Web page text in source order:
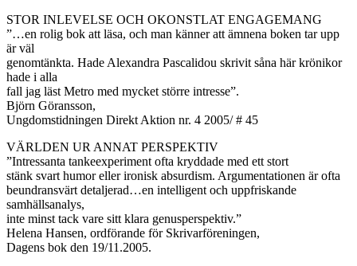
STOR INLEVELSE OCH OKONSTLAT ENGAGEMANG
”…en rolig bok att läsa, och man känner att ämnena boken tar upp
är väl
genomtänkta. Hade Alexandra Pascalidou skrivit såna här krönikor
hade i alla
fall jag läst Metro med mycket större intresse”.
Björn Göransson,
Ungdomstidningen Direkt Aktion nr. 4 2005/ # 45
VÄRLDEN UR ANNAT PERSPEKTIV
”Intressanta tankeexperiment ofta kryddade med ett stort
stänk svart humor eller ironisk absurdism. Argumentationen är ofta
beundransvärt detaljerad…en intelligent och uppfriskande
samhällsanalys,
inte minst tack vare sitt klara genusperspektiv.”
Helena Hansen, ordförande för Skrivarföreningen,
Dagens bok den 19/11.2005.